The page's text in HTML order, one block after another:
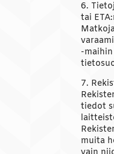
6.
tai
-
7.
tiedot
muita